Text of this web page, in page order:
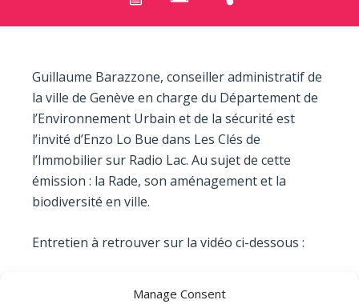
Manage Consent
Guillaume Barazzone, conseiller administratif de
la ville de Genève en charge du Département de
l’Environnement Urbain et de la sécurité est
l’invité d’Enzo Lo Bue dans Les Clés de
l’Immobilier sur Radio Lac. Au sujet de cette
émission : la Rade, son aménagement et la
biodiversité en ville.
Entretien à retrouver sur la vidéo ci-dessous :